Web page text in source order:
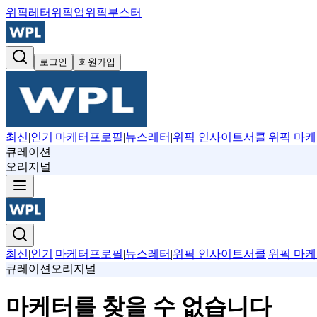
위픽레터 위픽업위픽부스터
로그인 회원가입
최신|인기 |마케터프로필|뉴스레터 |위픽 인사이트서클|위픽 마케
큐레이션
오리지널
최신|인기 |마케터프로필|뉴스레터 |위픽 인사이트서클|위픽 마케
큐레이션 오리지널
마케터를 찾을 수 없습니다